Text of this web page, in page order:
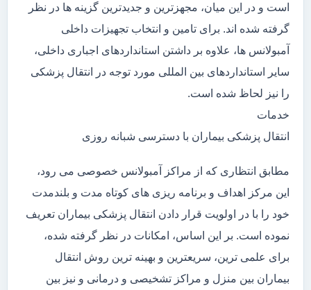
است و در این میان، مجهزترین و جدیدترین گزینه ها در نظر
گرفته شده اند. برای تامین و انتخاب تجهیزات داخلی
آمبولانس ها، علاوه بر داشتن استانداردهای اجباری داخلی،
سایر استانداردهای بین المللی مورد توجه در انتقال پزشکی
را نیز لحاظ شده است.
خدمات
انتقال پزشکی بیماران با دسترسی شبانه روزی
مطابق انتظاری که از مراکز آمبولانس خصوصی می رود،
این مرکز اهداف و برنامه ریزی های کوتاه مدت و بلندمدت
خود را با در اولویت قرار دادن انتقال پزشکی بیماران تعریف
نموده است. بر این اساس، امکانات در نظر گرفته شده،
برای علمی ترین، سریعترین و بهینه ترین روش انتقال
بیماران بین منزل و مراکز تشخیصی و درمانی و نیز بین